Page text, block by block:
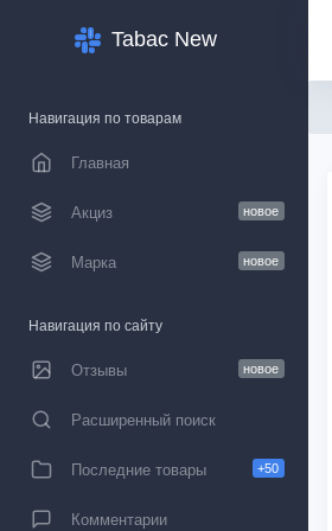
Tabac New
Навигация по товарам
Главная
Акциз новое
Марка новое
Навигация по сайту
Отзывы новое
Расширенный поиск
Последние товары +50
Комментарии